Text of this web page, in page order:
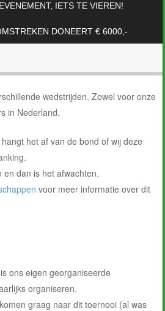
EVENEMENT, IETS TE VIEREN!
DONEERT € 6000,-
wedstrijden. Zowel voor onze
in Nederland.
het af van de bond of wij deze
en dan is het afwachten.
voor meer informatie over dit
is ons eigen georganiseerde
organiseren.
graag naar dit toernooi (al was